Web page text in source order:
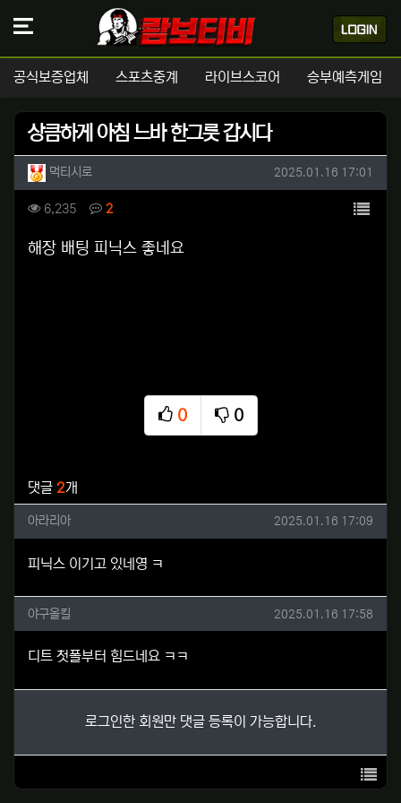
공식보증업체 스포츠중계 라이브스코어 승부예측게임
상큼하게 아침 느바 한그릇 갑시다
작성자 정보
먹티시로 작성일
2025.01.16 17:01
컨텐츠 정보
6,235조회 2댓글 목록
본문
해장 배팅 피닉스 좋네요
0
추천
0
비추천
댓글 2개
아라리아님의 댓글
아라리아 작성일
2025.01.16 17:09
피닉스 이기고 있네영 ㅋ
야구올킬님의 댓글
야구올킬 작성일
2025.01.16 17:58
디트 첫폴부터 힘드네요 ㅋㅋ
로그인한 회원만 댓글 등록이 가능합니다.
목록